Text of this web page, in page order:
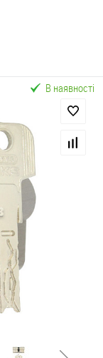
В наявності